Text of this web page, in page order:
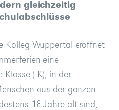
gleichzeitig
Kolleg Wuppertal eröffnet
eine
Klasse (IK), in der
aus der ganzen
18 Jahre alt sind,